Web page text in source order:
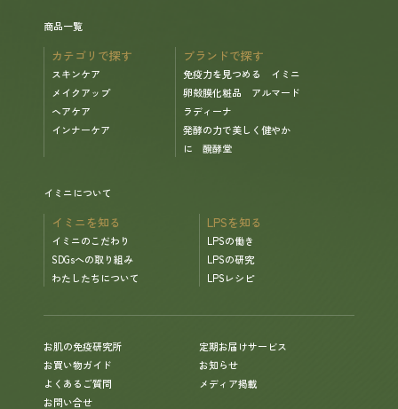
定期お届けサービス
お問い合せ
メディア掲載
商品一覧
カテゴリで探す
スキンケア
メイクアップ
ヘアケア
インナーケア
ブランドで探す
免疫力を見つめる イミニ
卵殻膜化粧品 アルマード
ラディーナ
発酵の力で美しく健やか
に 醗酵堂
イミニについて
イミニを知る
イミニのこだわり
SDGsへの取り組み
わたしたちについて
LPSを知る
LPSの働き
LPSの研究
LPSレシピ
お肌の免疫研究所
定期お届けサービス
お買い物ガイド
お知らせ
よくあるご質問
メディア掲載
お問い合せ